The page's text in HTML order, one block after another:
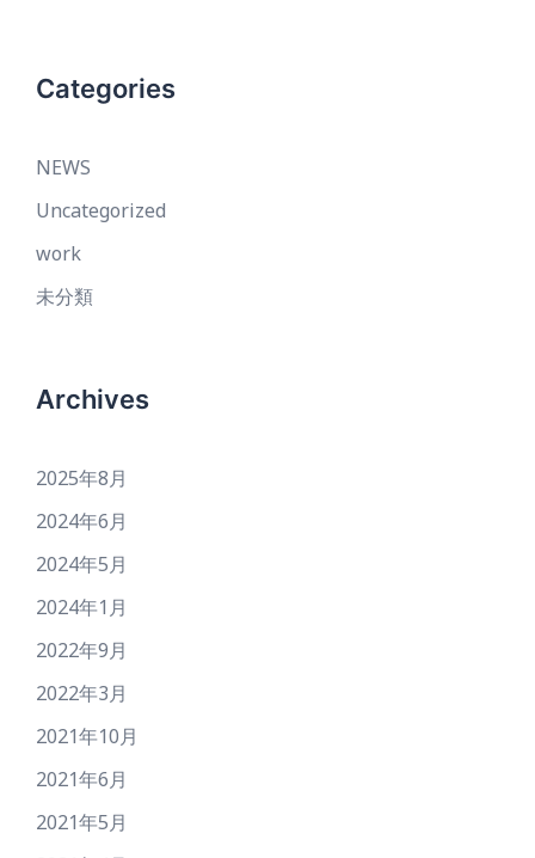
Categories
NEWS
Uncategorized
work
未分類
Archives
2025年8月
2024年6月
2024年5月
2024年1月
2022年9月
2022年3月
2021年10月
2021年6月
2021年5月